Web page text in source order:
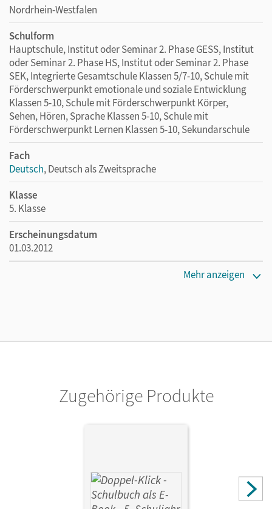
Im Zentrum stehen (Informations-)Medien und moderne wie
traditionelle literarische Texte aller Gattungen. Die Texte
knüpfen an die Alltagserfahrungen der Schüler/-innen an
und sind interkulturell gültig.
Kapitel: Arbeitstechniken, Rechtschreiben und
Grammatik
Die sachsystematischen Einheiten bauen in alltäglichen
Zusammenhängen wichtige Kompetenzen auf und fördern
das strategieorientierte Lernen.
Kapitel: Wissenswertes auf einen Blick
Dieser Abschnitt fasst das Merkwissen kurz und bündig
zusammen – perfekt zum Nachschlagen. Außerdem enthält
der Anhang eine Verbtabelle, die besonders hilfreich bei der
Sprachförderung ist.
Nordrhein-Westfalen
Schulform
Hauptschule, Institut oder Seminar 2. Phase GESS, Institut
oder Seminar 2. Phase HS, Institut oder Seminar 2. Phase
SEK, Integrierte Gesamtschule Klassen 5/7-10, Schule mit
Förderschwerpunkt emotionale und soziale Entwicklung
Klassen 5-10, Schule mit Förderschwerpunkt Körper,
Sehen, Hören, Sprache Klassen 5-10, Schule mit
Förderschwerpunkt Lernen Klassen 5-10, Sekundarschule
Fach
Deutsch, Deutsch als Zweitsprache
Klasse
5. Klasse
Erscheinungsdatum
01.03.2012
Bentin, Werner; Krull, Renate; Deters, Ulrich; Theuer,
Mehr anzeigen
Zugehörige Produkte